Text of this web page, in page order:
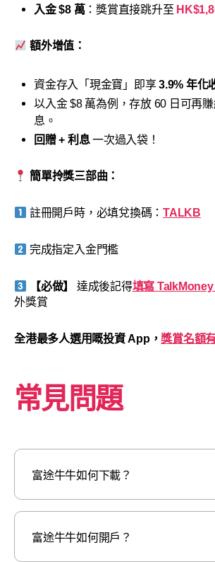
入金 $8 萬 ：獎賞直接跳升至
額外增值：
資金存入「現金寶」即享3.9% 年化
以入金 $8 萬為例，存放 60 日可再賺
息。
回贈 + 利息一次過入袋！
簡單拎獎三部曲：
註冊開戶時，必填兌換碼：TALKB
完成指定入金門檻
【必做】 達成後記得填寫
外獎賞
全港最多人選用嘅投資 App，獎賞名額
常見問題
富途牛牛如何下載？
富途牛牛如何開戶？